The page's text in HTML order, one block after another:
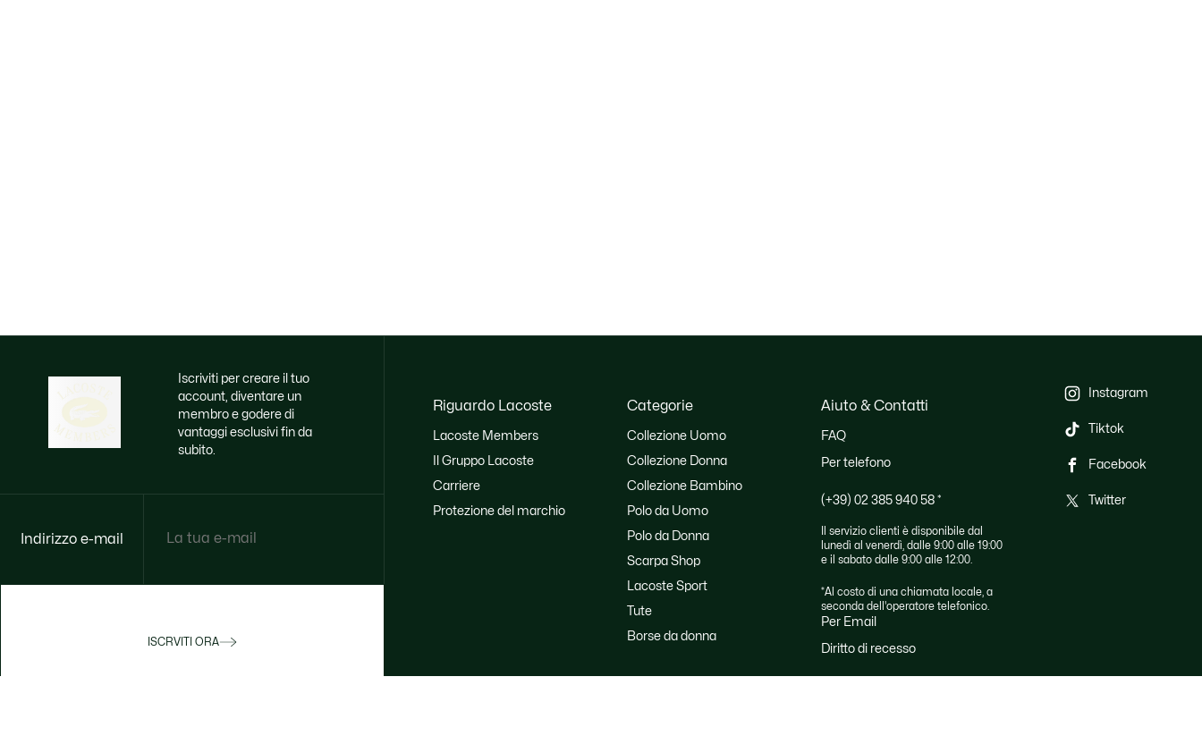
Iscriviti per creare il tuo
account, diventare un
membro e godere di
vantaggi esclusivi fin da
subito.
Indirizzo e-mail
ISCRVITI ORA
Riguardo Lacoste
Lacoste Members
Il Gruppo Lacoste
Carriere
Protezione del marchio
Categorie
Collezione Uomo
Collezione Donna
Collezione Bambino
Polo da Uomo
Polo da Donna
Scarpa Shop
Lacoste Sport
Tute
Borse da donna
Aiuto & Contatti
FAQ
Per telefono
(+39) 02 385 940 58 *
Il servizio clienti è disponibile dal
lunedì al venerdì, dalle 9:00 alle 19:00
e il sabato dalle 9:00 alle 12:00.
*Al costo di una chiamata locale, a
seconda dell'operatore telefonico.
Per Email
Diritto di recesso
Instagram
Tiktok
Facebook
Twitter